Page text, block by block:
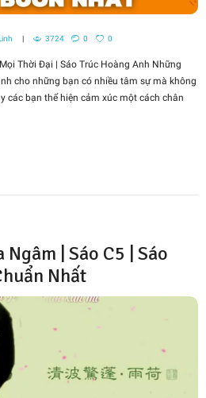
3724 0 0
Thời Đại | Sáo Trúc Hoàng Anh Những
cho những bạn có nhiều tâm sự mà không
các bạn thể hiện cảm xúc một cách chân
Ngâm | Sáo C5 | Sáo
Nhất